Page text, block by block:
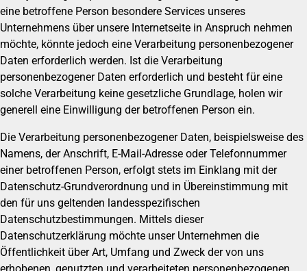
eine betroffene Person besondere Services unseres
Unternehmens über unsere Internetseite in Anspruch nehmen
möchte, könnte jedoch eine Verarbeitung personenbezogener
Daten erforderlich werden. Ist die Verarbeitung
personenbezogener Daten erforderlich und besteht für eine
solche Verarbeitung keine gesetzliche Grundlage, holen wir
generell eine Einwilligung der betroffenen Person ein.
Die Verarbeitung personenbezogener Daten, beispielsweise des
Namens, der Anschrift, E-Mail-Adresse oder Telefonnummer
einer betroffenen Person, erfolgt stets im Einklang mit der
Datenschutz-Grundverordnung und in Übereinstimmung mit
den für uns geltenden landesspezifischen
Datenschutzbestimmungen. Mittels dieser
Datenschutzerklärung möchte unser Unternehmen die
Öffentlichkeit über Art, Umfang und Zweck der von uns